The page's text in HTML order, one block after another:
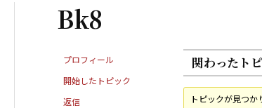
Bk8
プロフィール
開始したトピック
返信
関わったト
トピックが見つか